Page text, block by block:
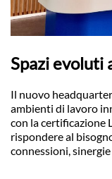
Spazi evoluti
Il nuovo
ambienti di lavoro
con la certificazione
rispondere al
connessioni,